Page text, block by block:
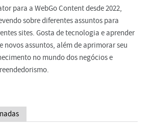
para a WebGo Content desde 2022,
sobre diferentes assuntos para
sites. Gosta de tecnologia e aprender
novos assuntos, além de aprimorar seu
no mundo dos negócios e